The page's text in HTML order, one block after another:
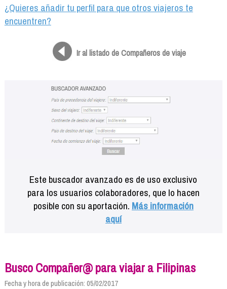
Compañeros de viaje
¿Quieres añadir tu perfil para que otros viajeros te
encuentren?
Ir al listado de Compañeros de viaje
Este buscador avanzado es de uso exclusivo
para los usuarios colaboradores, que lo hacen
posible con su aportación. Más información
aquí
Busco Compañer@ para viajar a Filipinas
Fecha y hora de publicación: 05/02/2017